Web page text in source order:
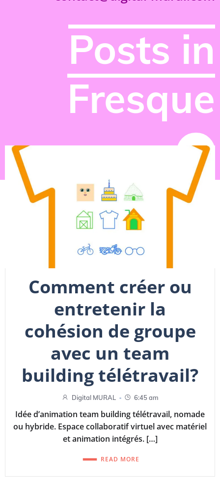
Posts in
Fresque
NEWS
Comment créer ou
entretenir la
cohésion de groupe
avec un team
building télétravail?
Digital MURAL - 6:45 am
Idée d’animation team building télétravail, nomade
ou hybride. Espace collaboratif virtuel avec matériel
et animation intégrés. […]
READ MORE